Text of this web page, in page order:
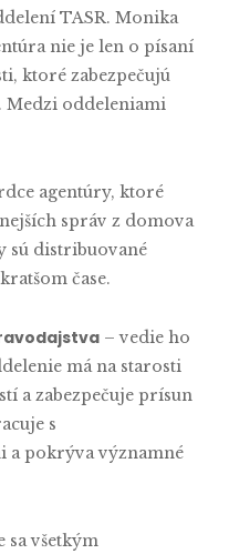
TASR. Monika
nie je len o písaní
ktoré zabezpečujú
Medzi oddeleniami
agentúry, ktoré
správ z domova
sú distribuované
čase.
– vedie ho
má na starosti
a zabezpečuje prísun
s
a pokrýva významné
sa všetkým